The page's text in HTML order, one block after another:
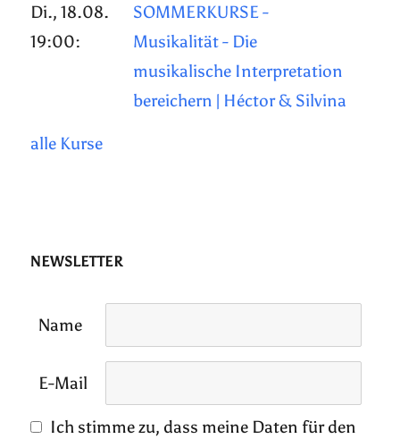
Di., 18.08.
19:00:
SOMMERKURSE -
Musikalität - Die
musikalische Interpretation
bereichern | Héctor & Silvina
alle Kurse
NEWSLETTER
Name
E-Mail
Ich stimme zu, dass meine Daten für den